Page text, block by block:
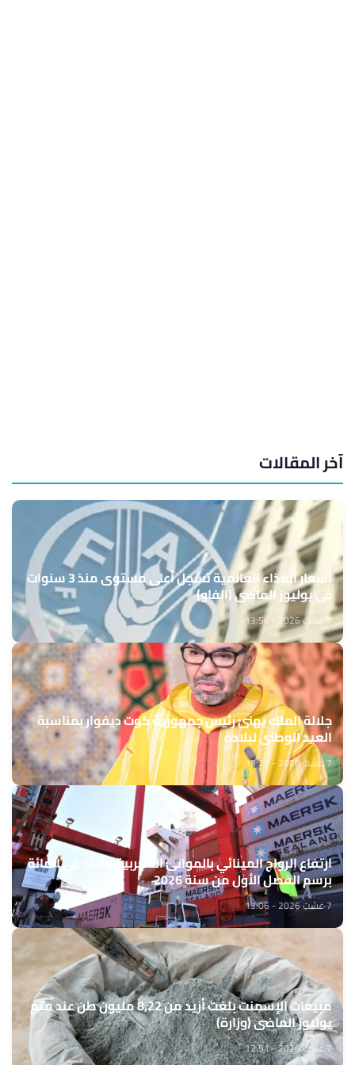
آخر المقالات
أسعار الغذاء العالمية تسجل أعلى مستوى منذ 3 سنوات
في يوليوز الماضي (الفاو)
7 غشت 2026 - 13:56
جلالة الملك يهنئ رئيس جمهورية كوت ديفوار بمناسبة
العيد الوطني لبلاده
7 غشت 2026 - 13:27
ارتفاع الرواج المينائي بالموانئ المغربية بـ14,4 في المائة
برسم الفصل الأول من سنة 2026
7 غشت 2026 - 13:06
مبيعات الإسمنت بلغت أزيد من 8,22 مليون طن عند متم
يوليوز الماضي (وزارة)
7 غشت 2026 - 12:51